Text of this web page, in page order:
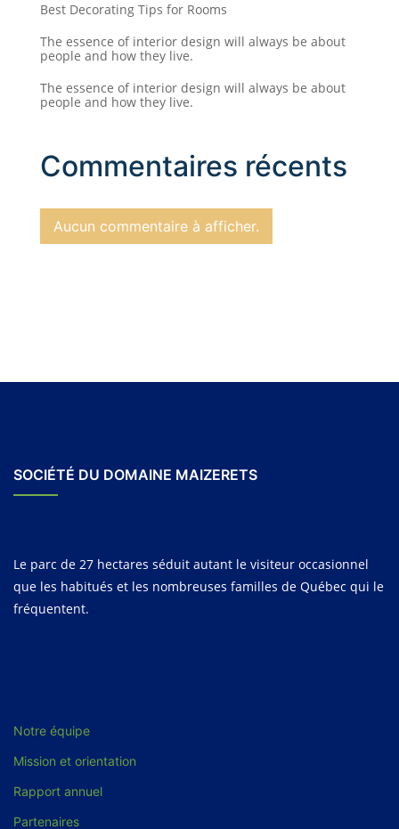
Best Decorating Tips for Rooms
The essence of interior design will always be about
people and how they live.
The essence of interior design will always be about
people and how they live.
Commentaires récents
Aucun commentaire à afficher.
SOCIÉTÉ DU DOMAINE MAIZERETS
Le parc de 27 hectares séduit autant le visiteur occasionnel
que les habitués et les nombreuses familles de Québec qui le
fréquentent.
Notre équipe
Mission et orientation
Rapport annuel
Partenaires